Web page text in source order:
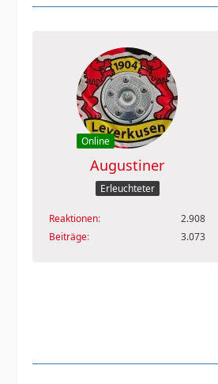
Online
Augustiner
Erleuchteter
Reaktionen
2.908
Beiträge
3.073